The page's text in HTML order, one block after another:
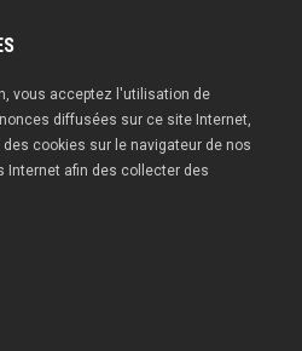
vous acceptez l'utilisation de
diffusées sur ce site Internet,
cookies sur le navigateur de nos
Internet afin des collecter des